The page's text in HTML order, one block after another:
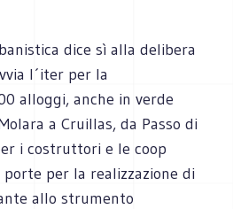
dice sì alla delibera
l´iter per la
alloggi, anche in verde
a Cruillas, da Passo di
i costruttori e le coop
per la realizzazione di
allo strumento